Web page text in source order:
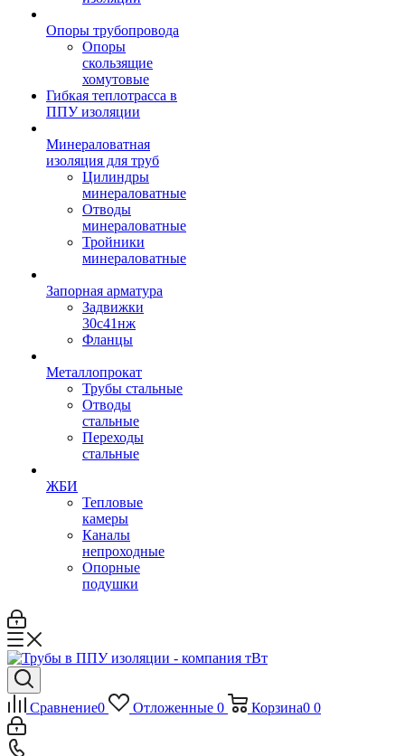
Опоры трубопровода
Опоры
скользящие
хомутовые
Гибкая теплотрасса в
ППУ изоляции
Минераловатная
изоляция для труб
Цилиндры
минераловатные
Отводы
минераловатные
Тройники
минераловатные
Запорная арматура
Задвижки
30с41нж
Фланцы
Металлопрокат
Трубы стальные
Отводы
стальные
Переходы
стальные
ЖБИ
Тепловые
камеры
Каналы
непроходные
Опорные
подушки
Сравнение0 Отложенные 0 Корзина0 0